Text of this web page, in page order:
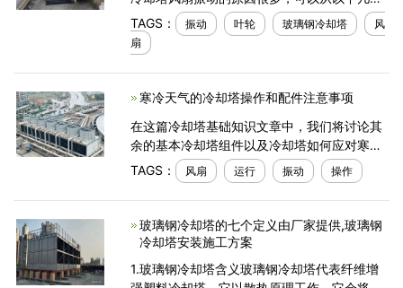
方面进行检查。1叶轮和吹风机相互摩擦并产生
强烈噪音。2支撑强度不足或牢度不足也会振
动。3在
TAGS： 振动 叶轮 玻璃钢冷却塔
风
扇
寒冷天气的冷却塔操作和配件注意事项
在这篇冷却塔基础知识文章中，我们将讨论其
余的基本冷却塔组件以及冷却塔如何应对寒冷
天气。寒冷天气最重要的因素是学会识别有关
冬季运行控制的个人需求。除非获得足够的操
作经验，
TAGS： 风扇 运行 振动 操作
玻璃钢冷却塔的七个定义由厂家提供,玻璃钢
冷却塔安装施工方案
1.玻璃钢冷却塔含义玻璃钢冷却塔代表纤维增